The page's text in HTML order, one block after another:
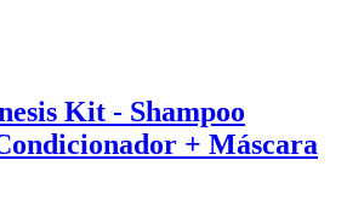
Kit - Shampoo
+ Máscara